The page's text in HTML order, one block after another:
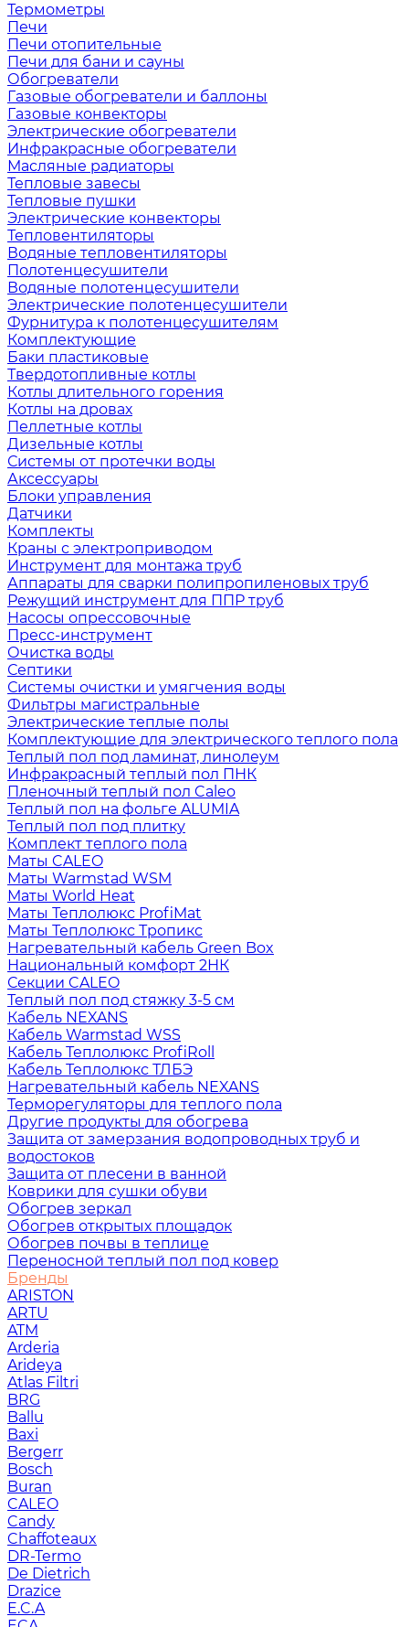
Термометры
Печи
Печи отопительные
Печи для бани и сауны
Обогреватели
Газовые обогреватели и баллоны
Газовые конвекторы
Электрические обогреватели
Инфракрасные обогреватели
Масляные радиаторы
Тепловые завесы
Тепловые пушки
Электрические конвекторы
Тепловентиляторы
Водяные тепловентиляторы
Полотенцесушители
Водяные полотенцесушители
Электрические полотенцесушители
Фурнитура к полотенцесушителям
Комплектующие
Баки пластиковые
Твердотопливные котлы
Котлы длительного горения
Котлы на дровах
Пеллетные котлы
Дизельные котлы
Системы от протечки воды
Аксессуары
Блоки управления
Датчики
Комплекты
Краны с электроприводом
Инструмент для монтажа труб
Аппараты для сварки полипропиленовых труб
Режущий инструмент для ППР труб
Насосы опрессовочные
Пресс-инструмент
Очистка воды
Септики
Системы очистки и умягчения воды
Фильтры магистральные
Электрические теплые полы
Комплектующие для электрического теплого пола
Теплый пол под ламинат, линолеум
Инфракрасный теплый пол ПНК
Пленочный теплый пол Caleo
Теплый пол на фольге ALUMIA
Теплый пол под плитку
Комплект теплого пола
Маты CALEO
Маты Warmstad WSM
Маты World Heat
Маты Теплолюкс ProfiMat
Маты Теплолюкс Тропикс
Нагревательный кабель Green Box
Национальный комфорт 2НК
Секции CALEO
Теплый пол под стяжку 3-5 см
Кабель NEXANS
Кабель Warmstad WSS
Кабель Теплолюкс ProfiRoll
Кабель Теплолюкс ТЛБЭ
Нагревательный кабель NEXANS
Терморегуляторы для теплого пола
Другие продукты для обогрева
Защита от замерзания водопроводных труб и
водостоков
Защита от плесени в ванной
Коврики для сушки обуви
Обогрев зеркал
Обогрев открытых площадок
Обогрев почвы в теплице
Переносной теплый пол под ковер
Бренды
ARISTON
ARTU
ATM
Arderia
Arideya
Atlas Filtri
BRG
Ballu
Baxi
Bergerr
Bosch
Buran
CALEO
Candy
Chaffoteaux
DR-Termo
De Dietrich
Drazice
E.C.A